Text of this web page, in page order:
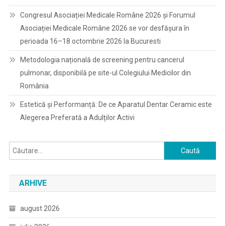
Congresul Asociației Medicale Române 2026 și Forumul
Asociației Medicale Române 2026 se vor desfășura în
perioada 16–18 octombrie 2026 la Bucuresti
Metodologia națională de screening pentru cancerul
pulmonar, disponibilă pe site-ul Colegiului Medicilor din
România
Estetică și Performanță: De ce Aparatul Dentar Ceramic este
Alegerea Preferată a Adulților Activi
Caută
după:
ARHIVE
august 2026